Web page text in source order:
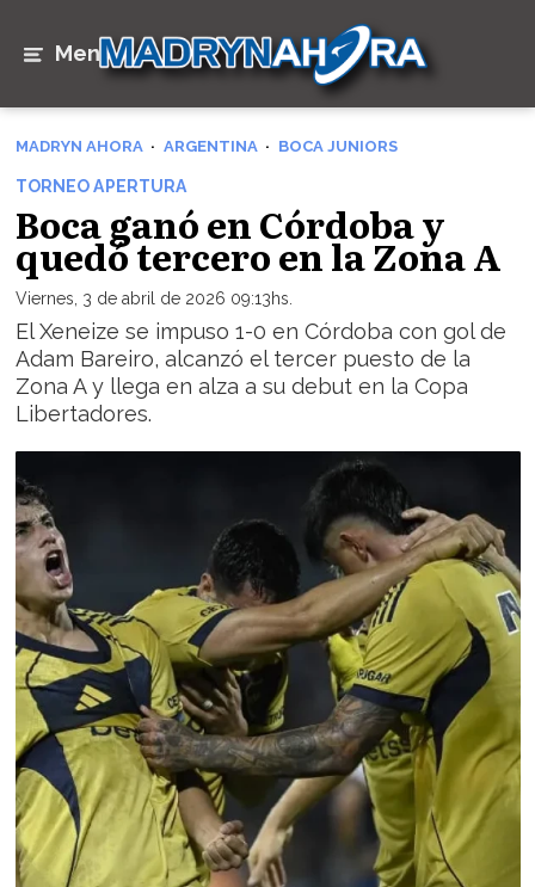
Menú
MADRYN AHORA ARGENTINA BOCA JUNIORS
TORNEO APERTURA
Boca ganó en Córdoba y
quedó tercero en la Zona A
Viernes, 3 de abril de 2026 09:13hs.
El Xeneize se impuso 1-0 en Córdoba con gol de
Adam Bareiro, alcanzó el tercer puesto de la
Zona A y llega en alza a su debut en la Copa
Libertadores.